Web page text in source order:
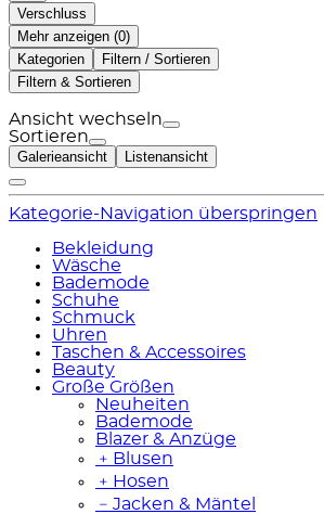
Verschluss
Mehr anzeigen ( )
Kategorien
Filtern / Sortieren
Filtern & Sortieren
Ansicht wechseln
Sortieren
Galerieansicht Listenansicht
Kategorie-Navigation überspringen
Bekleidung
Wäsche
Bademode
Schuhe
Schmuck
Uhren
Taschen & Accessoires
Beauty
Große Größen
Neuheiten
Bademode
Blazer & Anzüge
﹢ Blusen
﹢ Hosen
﹣ Jacken & Mäntel